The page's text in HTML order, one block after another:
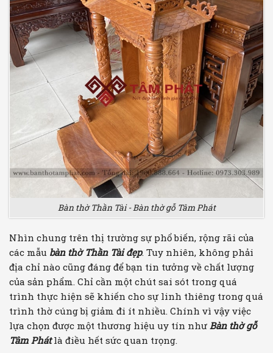
Bàn thờ Thần Tài - Bàn thờ gỗ Tâm Phát
Nhìn chung trên thị trường sự phổ biến, rộng rãi của
các mẫu bàn thờ Thần Tài đẹp. Tuy nhiên, không phải
địa chỉ nào cũng đáng để bạn tin tưởng về chất lượng
của sản phẩm. Chỉ cần một chút sai sót trong quá
trình thực hiện sẽ khiến cho sự linh thiêng trong quá
trình thờ cúng bị giảm đi ít nhiều. Chính vì vậy việc
lựa chọn được một thương hiệu uy tín như Bàn thờ gỗ
Tâm Phátlà điều hết sức quan trọng.